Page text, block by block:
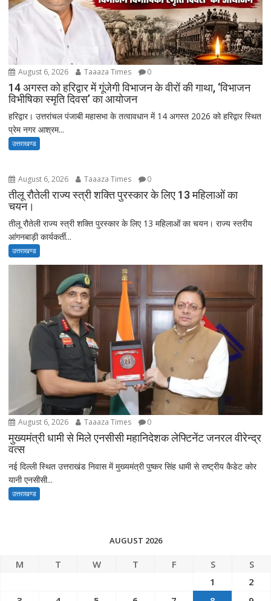
August 6, 2026 Taaaza Times 0
14 अगस्त को हरिद्वार में गूंजेगी विभाजन के वीरों की गाथा, ‘विभाजन
विभीषिका स्मृति दिवस’ का आयोजन
हरिद्वार। उत्तरांचल पंजाबी महासभा के तत्वावधान में 14 अगस्त 2026 को हरिद्वार स्थित
प्रेम नगर आश्रम...
उत्तराखण्ड
August 6, 2026 Taaaza Times 0
तीलू रौतेली राज्य स्त्री शक्ति पुरस्कार के लिए 13 महिलाओं का
चयन।
तीलू रौतेली राज्य स्त्री शक्ति पुरस्कार के लिए 13 महिलाओं का चयन। राज्य स्तरीय
आंगनबाड़ी कार्यकर्ती...
उत्तराखण्ड
August 6, 2026 Taaaza Times 0
मुख्यमंत्री धामी से मिले एनसीसी महानिदेशक लेफ्टिनेंट जनरल वीरेन्द्र
वत्स
नई दिल्ली स्थित उत्तराखंड निवास में मुख्यमंत्री पुष्कर सिंह धामी से राष्ट्रीय कैडेट कोर
यानी एनसीसी...
उत्तराखण्ड
AUGUST 2026
M T W T F S
S
1
2